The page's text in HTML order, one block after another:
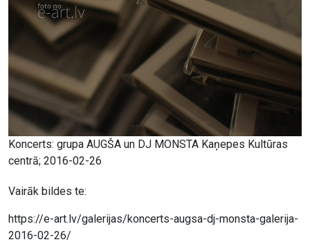
Koncerts: grupa AUGŠA un DJ MONSTA Kaņepes Kultūras
centrā; 2016-02-26
Vairāk bildes te:
https://e-art.lv/galerijas/koncerts-augsa-dj-monsta-galerija-
2016-02-26/